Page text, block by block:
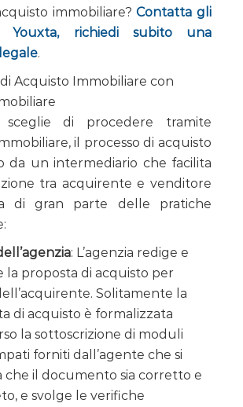
immobiliare?Contatta gli
Youxta, richiedi subito una
.
Acquisto Immobiliare con
di procedere tramite
il processo di acquisto
da un intermediario che facilita
tra acquirente e venditore
di gran parte delle pratiche
: L’agenzia redige e
la proposta di acquisto per
Solitamente la
di acquisto è formalizzata
la sottoscrizione di moduli
forniti dall’agente che si
che il documento sia corretto e
e svolge le verifiche